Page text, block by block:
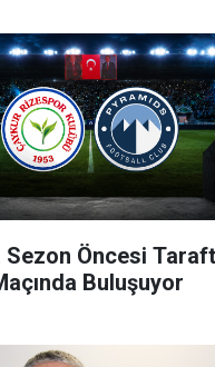
Sezon Öncesi
Buluşuyor